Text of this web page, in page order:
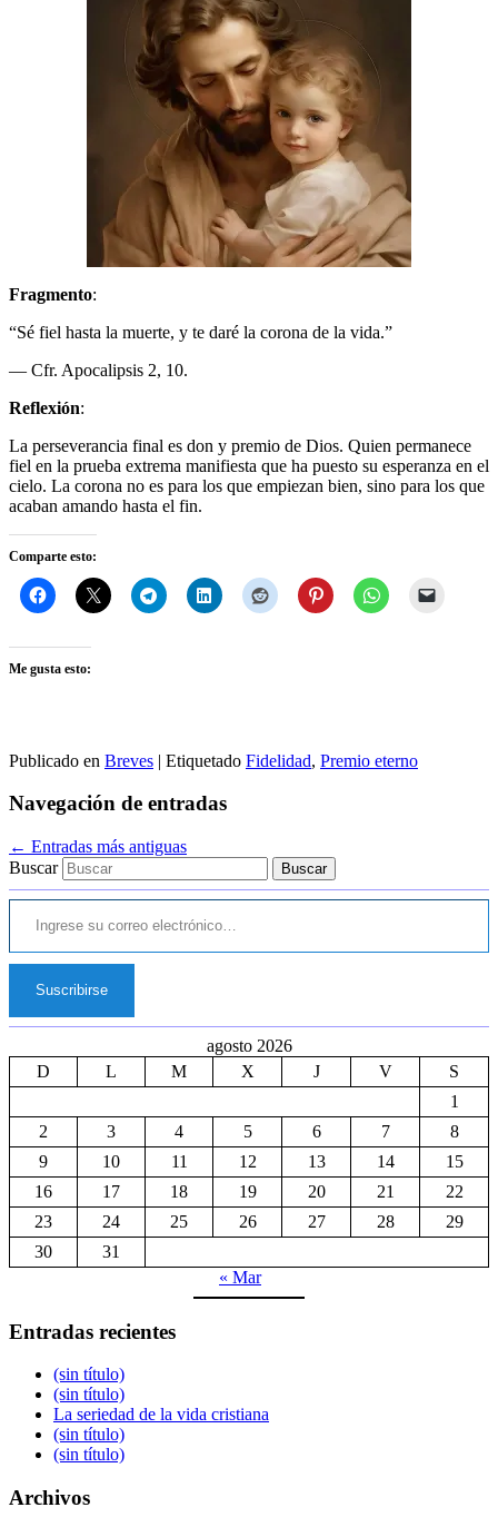
Fragmento:
“Sé fiel hasta la muerte, y te daré la corona de la vida.”
— Cfr. Apocalipsis 2, 10.
Reflexión:
La perseverancia final es don y premio de Dios. Quien permanece
fiel en la prueba extrema manifiesta que ha puesto su esperanza en el
cielo. La corona no es para los que empiezan bien, sino para los que
acaban amando hasta el fin.
Comparte esto:
Me gusta esto:
Publicado en Breves | Etiquetado Fidelidad, Premio eterno
Navegación de entradas
← Entradas más antiguas
Buscar
Ingrese su correo electrónico…
Suscribirse
agosto 2026
D
L M X J V
S
1
2
3 4 5 6 7
8
9
10 11 12 13 14
15
16
17 18 19 20 21
22
23
24 25 26 27 28
29
30
31
« Mar
Entradas recientes
(sin título)
(sin título)
La seriedad de la vida cristiana
(sin título)
(sin título)
Archivos